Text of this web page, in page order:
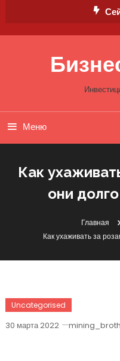
Меню
Как
они
Главная
Как ухаживать за
Uncategorised
30 марта 2022 mining_broth